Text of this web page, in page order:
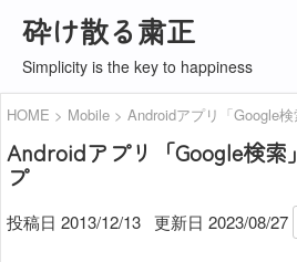
砕け散る粛正
Simplicity is the key to happiness
HOME Mobile Androidアプリ「Google
Androidアプリ「Google検索
プ
投稿日 2013/12/13 更新日 2023/08/27